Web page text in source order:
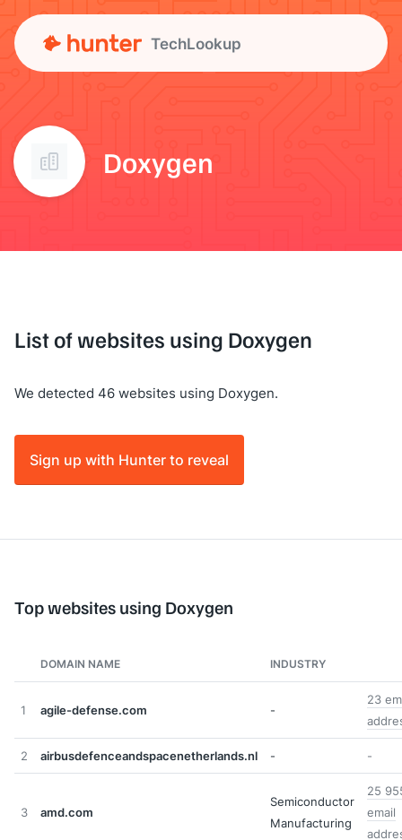
TechLookup
Doxygen
List of websites using Doxygen
We detected 46 websites using Doxygen.
Sign up with Hunter to reveal
Top websites using Doxygen
DOMAIN NAME INDUSTRY
1 agile-defense.com -
23
2 airbusdefenceandspacenetherlands.nl - -
3 amd.com
Semiconductor
Manufacturing
25
email